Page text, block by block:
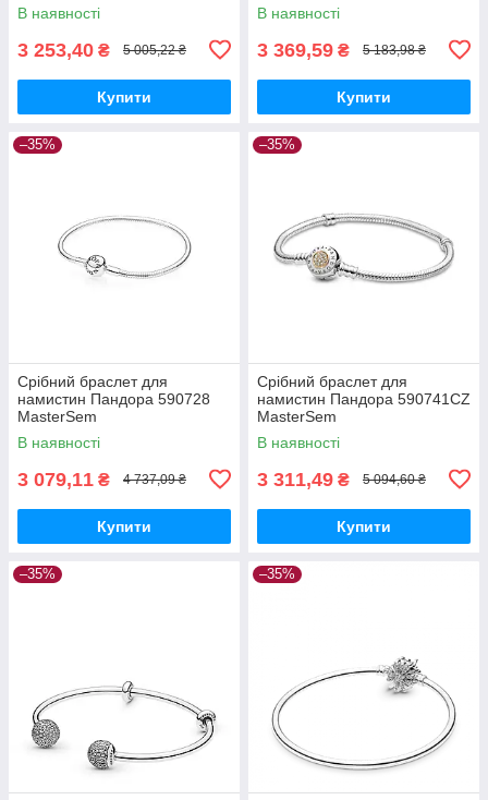
В наявності
3 253,40 ₴ 5 005,22 ₴
Купити
В наявності
3 369,59 ₴ 5 183,98 ₴
Купити
–35%
Срібний браслет для
намистин Пандора 590728
MasterSem
В наявності
3 079,11 ₴ 4 737,09 ₴
Купити
–35%
Срібний браслет для
намистин Пандора 590741CZ
MasterSem
В наявності
3 311,49 ₴ 5 094,60 ₴
Купити
–35% –35%